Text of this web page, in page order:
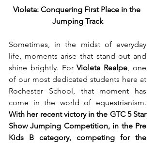
Violeta: Conquering First Place in the
Jumping Track
Sometimes, in the midst of everyday
life, moments arise that stand out and
shine brightly. For Violeta Realpe, one
of our most dedicated students here at
Rochester School, that moment has
With her recent victory in the GTC 5 Star
Show Jumping Competition, in the Pre
Kids B category, competing for the